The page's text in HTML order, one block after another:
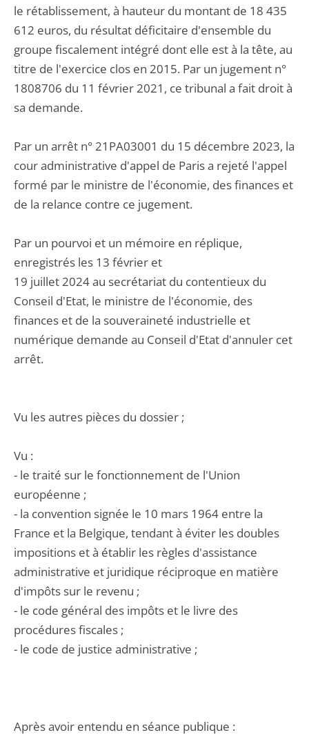
le rétablissement, à hauteur du montant de 18 435
612 euros, du résultat déficitaire d'ensemble du
groupe fiscalement intégré dont elle est à la tête, au
titre de l'exercice clos en 2015. Par un jugement n°
1808706 du 11 février 2021, ce tribunal a fait droit à
sa demande.
Par un arrêt n° 21PA03001 du 15 décembre 2023, la
cour administrative d'appel de Paris a rejeté l'appel
formé par le ministre de l'économie, des finances et
de la relance contre ce jugement.
Par un pourvoi et un mémoire en réplique,
enregistrés les 13 février et
19 juillet 2024 au secrétariat du contentieux du
Conseil d'Etat, le ministre de l'économie, des
finances et de la souveraineté industrielle et
numérique demande au Conseil d'Etat d'annuler cet
arrêt.
Vu les autres pièces du dossier ;
Vu :
- le traité sur le fonctionnement de l'Union
européenne ;
- la convention signée le 10 mars 1964 entre la
France et la Belgique, tendant à éviter les doubles
impositions et à établir les règles d'assistance
administrative et juridique réciproque en matière
d'impôts sur le revenu ;
- le code général des impôts et le livre des
procédures fiscales ;
- le code de justice administrative ;
Après avoir entendu en séance publique :